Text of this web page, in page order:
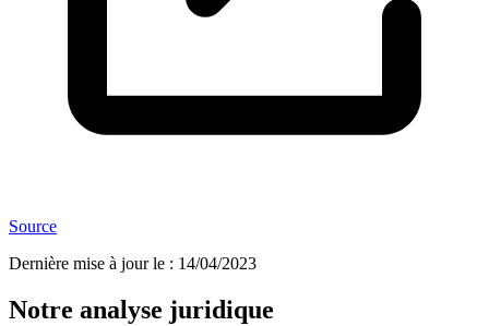
Source
Dernière mise à jour le : 14/04/2023
Notre analyse juridique